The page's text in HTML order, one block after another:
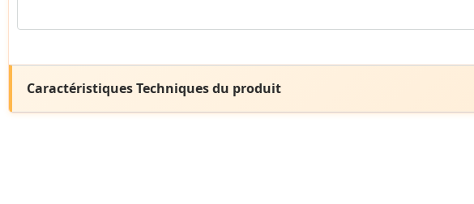
Caractéristiques Techniques du produit